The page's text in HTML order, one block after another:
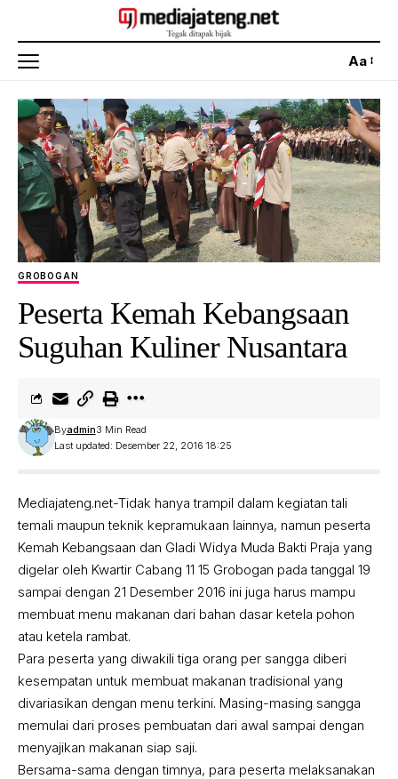
Aa
GROBOGAN
Peserta Kemah Kebangsaan
Suguhan Kuliner Nusantara
Last updated: Desember 22, 2016 18:25
Byadmin3 Min Read
Mediajateng.net-Tidak hanya trampil dalam kegiatan tali
temali maupun teknik kepramukaan lainnya, namun peserta
Kemah Kebangsaan dan Gladi Widya Muda Bakti Praja yang
digelar oleh Kwartir Cabang 11 15 Grobogan pada tanggal 19
sampai dengan 21 Desember 2016 ini juga harus mampu
membuat menu makanan dari bahan dasar ketela pohon
atau ketela rambat.
Para peserta yang diwakili tiga orang per sangga diberi
kesempatan untuk membuat makanan tradisional yang
divariasikan dengan menu terkini. Masing-masing sangga
memulai dari proses pembuatan dari awal sampai dengan
menyajikan makanan siap saji.
Bersama-sama dengan timnya, para peserta melaksanakan